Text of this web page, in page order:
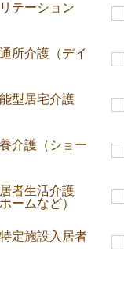
テーション
所介護（デイ
型居宅介護
介護（ショー
者生活介護
ームなど）
定施設入居者